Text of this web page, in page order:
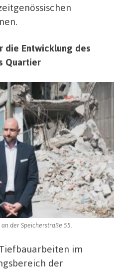
die Entwicklung des
Quartier
der Speicherstraße 55.
im
der